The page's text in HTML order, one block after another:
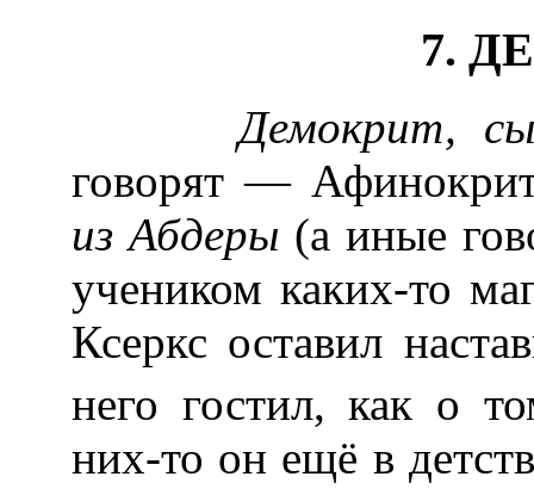
7.
Демокрит, сын
говорят —
из Абдеры (а иные
учеником каких-то
Ксеркс оставил
него гостил, как о
них-то он ещё в